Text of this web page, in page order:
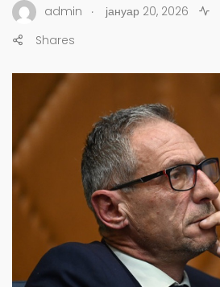
admin . јануар 20, 2026
Shares